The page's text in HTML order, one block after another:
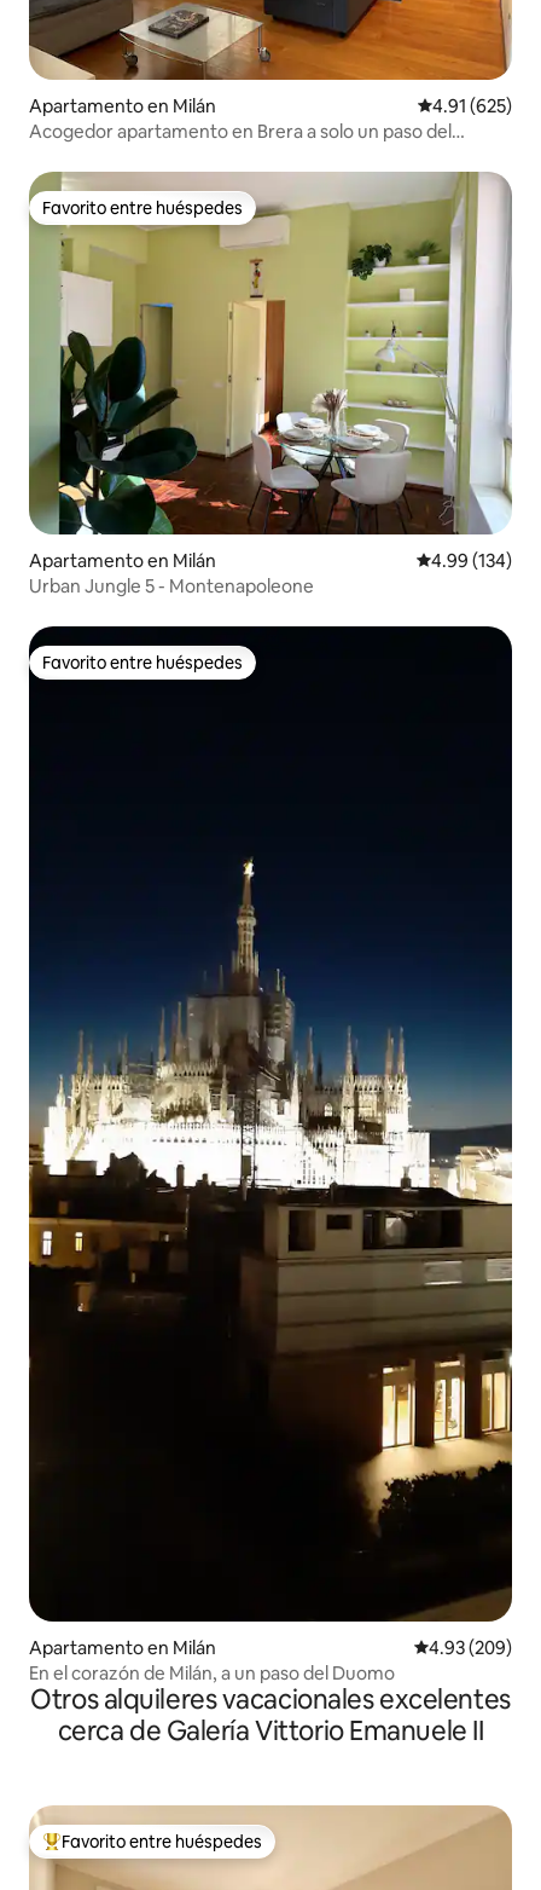
Apartamento en Milán Calificación
4.91 (625)
Acogedor apartamento en Brera a solo un paso del
Favorito entre huéspedes
Favorito entre huéspedes
Apartamento en Milán Calificación
4.99 (134)
Urban Jungle 5 - Montenapoleone
Favorito entre huéspedes
Favorito entre huéspedes
Apartamento en Milán Calificación
4.93 (209)
En el corazón de Milán, a un paso del Duomo
Otros alquileres vacacionales excelentes
cerca de Galería Vittorio Emanuele II
Favorito entre huéspedes preferido
Favorito entre huéspedes